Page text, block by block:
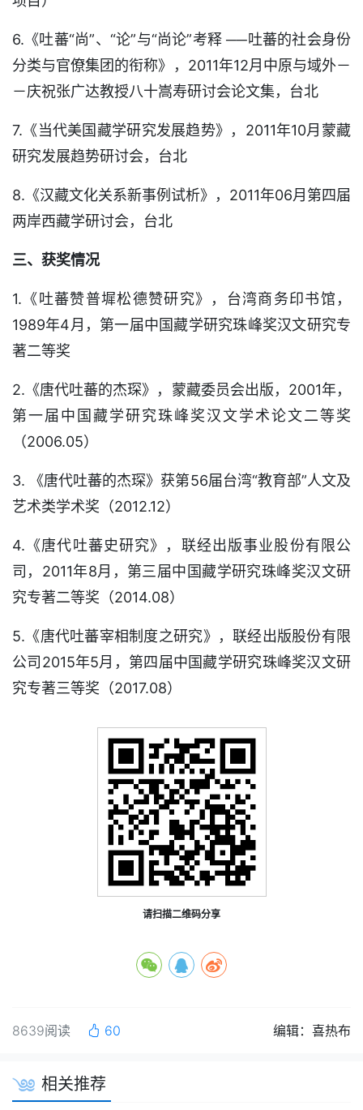
6.《吐蕃“尚”、“论”与“尚论”考释 ──吐蕃的社会身份
分类与官僚集团的衔称》，2011年12月中原与域外－
－庆祝张广达教授八十嵩寿研讨会论文集，台北
7.《当代美国藏学研究发展趋势》，2011年10月蒙藏
研究发展趋势研讨会，台北
8.《汉藏文化关系新事例试析》，2011年06月第四届
两岸西藏学研讨会，台北
三、获奖情况
1.《吐蕃赞普墀松德赞研究》，台湾商务印书馆，
1989年4月，第一届中国藏学研究珠峰奖汉文研究专
著二等奖
2.《唐代吐蕃的杰琛》，蒙藏委员会出版，2001年，
第一届中国藏学研究珠峰奖汉文学术论文二等奖
（2006.05）
3. 《唐代吐蕃的杰琛》获第56届台湾“教育部”人文及
艺术类学术奖（2012.12）
4.《唐代吐蕃史研究》，联经出版事业股份有限公
司，2011年8月，第三届中国藏学研究珠峰奖汉文研
究专著二等奖（2014.08）
5.《唐代吐蕃宰相制度之研究》，联经出版股份有限
公司2015年5月，第四届中国藏学研究珠峰奖汉文研
究专著三等奖（2017.08）
请扫描二维码分享
8639阅读 60 编辑：喜热布
相关推荐